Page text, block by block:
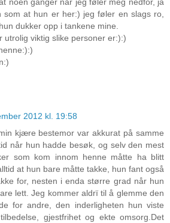
som at hun er her:) jeg føler en slags ro,
dukker opp i tankene mine.
utrolig viktig slike personer er:):)
2012 kl. 19:58
kjære bestemor var akkurat på samme
når hun hadde besøk, og selv den mest
som kom innom henne måtte ha blitt
at hun bare måtte takke, hun fant også
for, nesten i enda større grad når hun
lett. Jeg kommer aldrï til å glemme den
for andre, den inderligheten hun viste
gjestfrihet og ekte omsorg.Det